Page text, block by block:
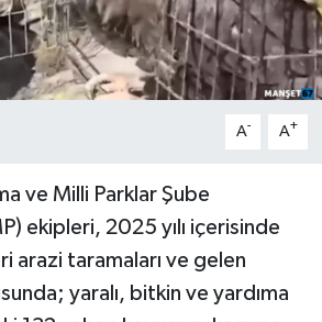
A- A+
ve Milli Parklar Şube
ekipleri, 2025 yılı içerisinde
arazi taramaları ve gelen
yaralı, bitkin ve yardıma